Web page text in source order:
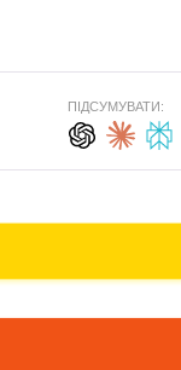
ПІДСУМУВАТИ: